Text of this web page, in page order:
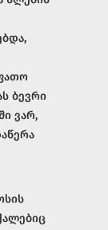
ბევრი
ვარ,